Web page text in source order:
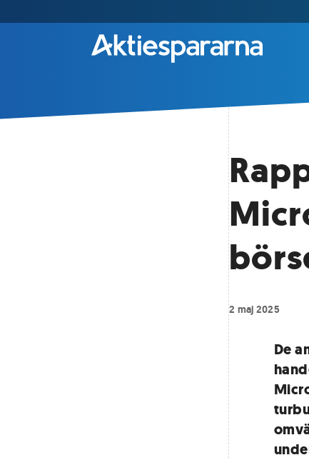
2 maj 2025
De